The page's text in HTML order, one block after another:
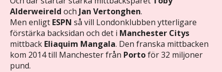
Alderweireld och Jan Vertonghen.
Men enligt ESPN så vill Londonklubben ytterligare
förstärka backsidan och det i Manchester Citys
mittback Eliaquim Mangala. Den franska mittbacken
kom 2014 till Manchester från Portoför 32 miljoner
pund.